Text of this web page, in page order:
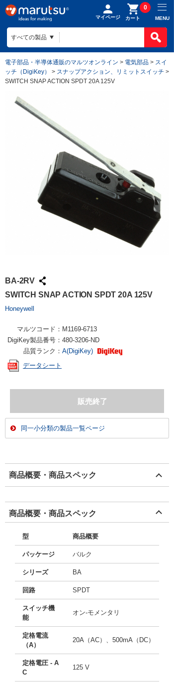
マイページ カート
0
MENU
電子部品・半導体通販のマルツオンライン > 電気部品 > スイ
ッチ（DigiKey）
> スナップアクション、リミットスイッチ >
SWITCH SNAP ACTION SPDT 20A 125V
BA-2RV
SWITCH SNAP ACTION SPDT 20A 125V
Honeywell
マルツコード： M1169-6713
DigiKey製品番号： 480-3206-ND
品質ランク： A(DigiKey)
データシート
同一小分類の製品一覧ページ
商品概要・商品スペック
商品概要・商品スペック
型 商品概要
パッケージ バルク
シリーズ BA
回路 SPDT
スイッチ機
能
オン-モメンタリ
定格電流
（A）
20A（AC）、500mA（DC）
定格電圧 - A
C
125 V